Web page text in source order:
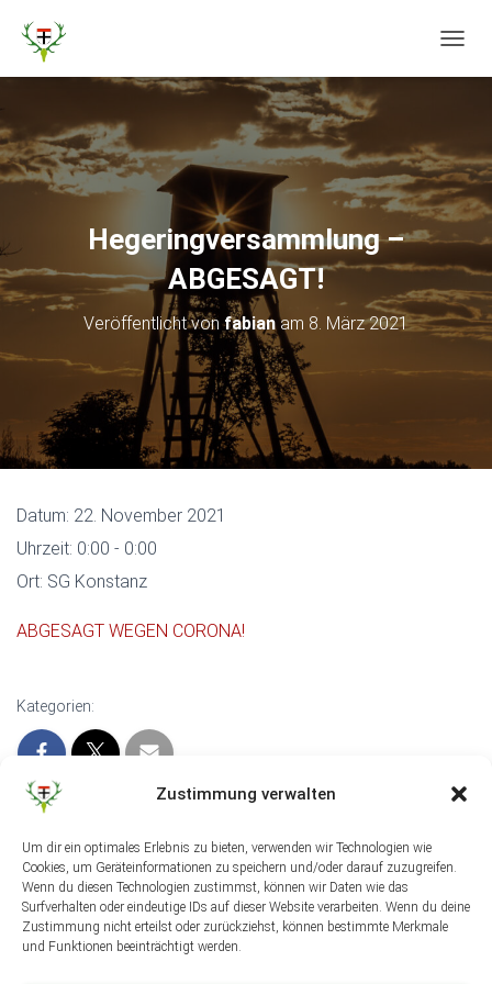
Zustimmung verwalten
Um dir ein optimales Erlebnis zu bieten, verwenden wir Technologien wie
Cookies, um Geräteinformationen zu speichern und/oder darauf zuzugreifen.
Wenn du diesen Technologien zustimmst, können wir Daten wie das
Surfverhalten oder eindeutige IDs auf dieser Website verarbeiten. Wenn du deine
Zustimmung nicht erteilst oder zurückziehst, können bestimmte Merkmale
und Funktionen beeinträchtigt werden.
A
A
T
I
O
N
U
S
C
Hegeringversammlung –
ABGESAGT!
Veröffentlicht vonfabianam 8. März 2021
Datum: 22. November 2021
Uhrzeit: 0:00 - 0:00
Ort: SG Konstanz
ABGESAGT WEGEN CORONA!
Kategorien: